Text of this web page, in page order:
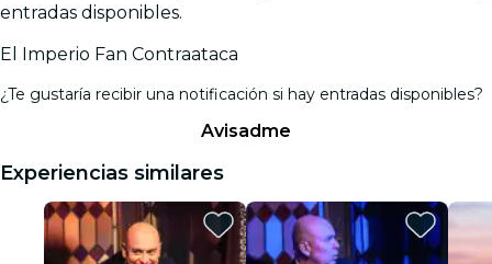
entradas disponibles.
El Imperio Fan Contraataca
¿Te gustaría recibir una notificación si hay entradas disponibles?
Avisadme
Experiencias similares